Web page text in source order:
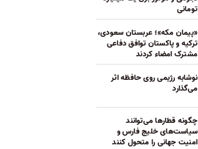
تومانی
«پیمان مکه»؛ عربستان سعودی،
ترکیه و پاکستان توافق دفاعی
مشترک امضاء کردند
نوشابه رژیمی روی حافظه اثر
می‌گذارد
چگونه قطارها می‌توانند
سیاست‌های خلیج فارس و
امنیت جهانی را متحول کنند